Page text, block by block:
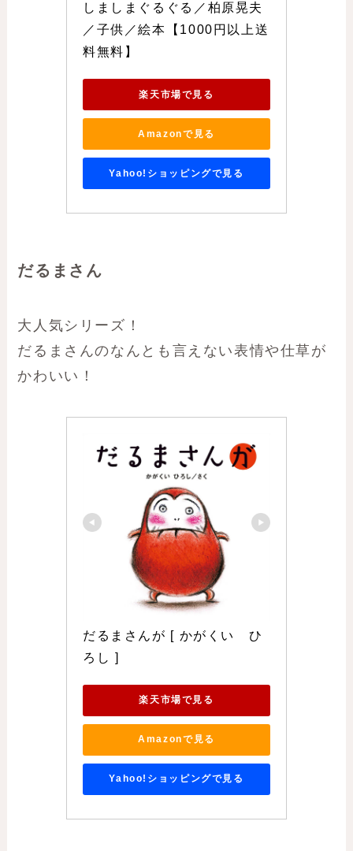
しましまぐるぐる／柏原晃夫
／子供／絵本【1000円以上送
料無料】
楽天市場で見る
Amazonで見る
Yahoo!ショッピングで見る
だるまさん
大人気シリーズ！
だるまさんのなんとも言えない表情や仕草が
かわいい！
だるまさんが [ かがくい　ひ
ろし ]
楽天市場で見る
Amazonで見る
Yahoo!ショッピングで見る